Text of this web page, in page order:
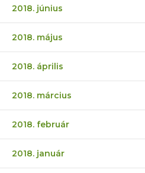
2018. június
2018. május
2018. április
2018. március
2018. február
2018. január